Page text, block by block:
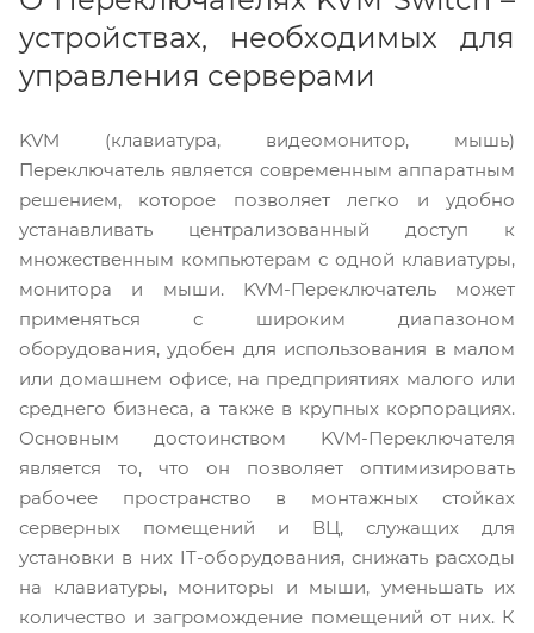
устройствах, необходимых для
управления серверами
KVM (клавиатура, видеомонитор, мышь)
Переключатель является современным аппаратным
решением, которое позволяет легко и удобно
устанавливать централизованный доступ к
множественным компьютерам с одной клавиатуры,
монитора и мыши. KVM-Переключатель может
применяться с широким диапазоном
оборудования, удобен для использования в малом
или домашнем офисе, на предприятиях малого или
среднего бизнеса, а также в крупных корпорациях.
Основным достоинством KVM-Переключателя
является то, что он позволяет оптимизировать
рабочее пространство в монтажных стойках
серверных помещений и ВЦ, служащих для
установки в них IT-оборудования, снижать расходы
на клавиатуры, мониторы и мыши, уменьшать их
количество и загромождение помещений от них. К